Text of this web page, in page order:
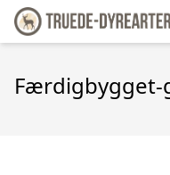
Færdigbygget-